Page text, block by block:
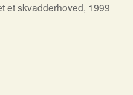
et skvadderhoved, 1999